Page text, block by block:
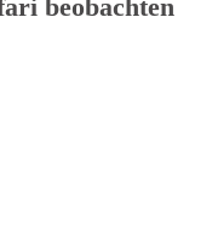
beobachten